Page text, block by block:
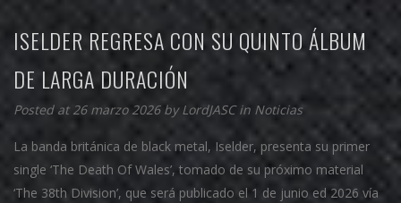
ISELDER REGRESA CON SU QUINTO ÁLBUM
DE LARGA DURACIÓN
Posted at 26 marzo 2026 byLordJASCin Noticias
La banda británica de black metal, Iselder, presenta su primer
single ‘The Death Of Wales’, tomado de su próximo material
‘The 38th Division’, que será publicado el 1 de junio ed 2026 vía